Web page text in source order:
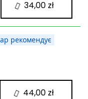
рекомендує